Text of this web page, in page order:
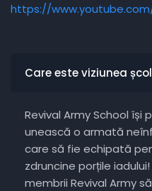
https://
Care este viziunea
Revival Army School își
unească o armată
care să fie echipată
zdruncine porțile
membrii Revival Army